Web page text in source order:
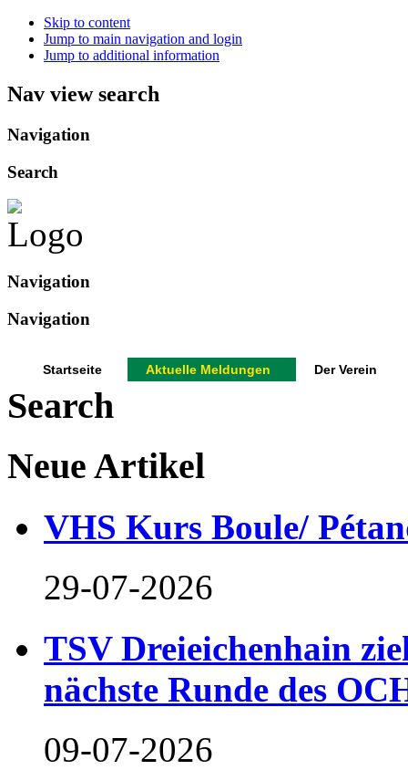
Skip to content
Jump to main navigation and login
Jump to additional information
Nav view search
Navigation
Search
Navigation
Navigation
Startseite Aktuelle Meldungen Der Verein
Search
Neue Artikel
VHS Kurs Boule/
29-07-2026
TSV Dreieichenhain
nächste Runde des
09-07-2026